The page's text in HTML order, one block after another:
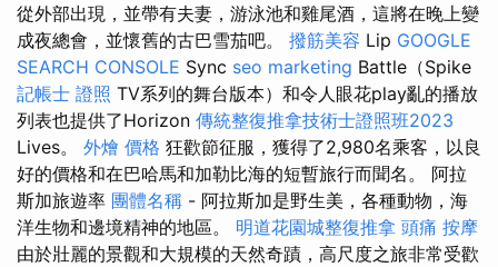
從外部出現，並帶有夫妻，游泳池和雞尾酒，這將在晚上變
成夜總會，並懷舊的古巴雪茄吧。 撥筋美容 Lip GOOGLE
SEARCH CONSOLE Sync seo marketing Battle（Spike
記帳士 證照 TV系列的舞台版本）和令人眼花play亂的播放
列表也提供了Horizo​​n 傳統整復推拿技術士證照班2023
Lives。 外燴 價格 狂歡節征服，獲得了2,980名乘客，以良
好的價格和在巴哈馬和加勒比海的短暫旅行而聞名。 阿拉
斯加旅遊率 團體名稱 - 阿拉斯加是野生美，各種動物，海
洋生物和邊境精神的地區。 明道花園城整復推拿 頭痛 按摩
由於壯麗的景觀和大規模的天然奇蹟，高尺度之旅非常受歡